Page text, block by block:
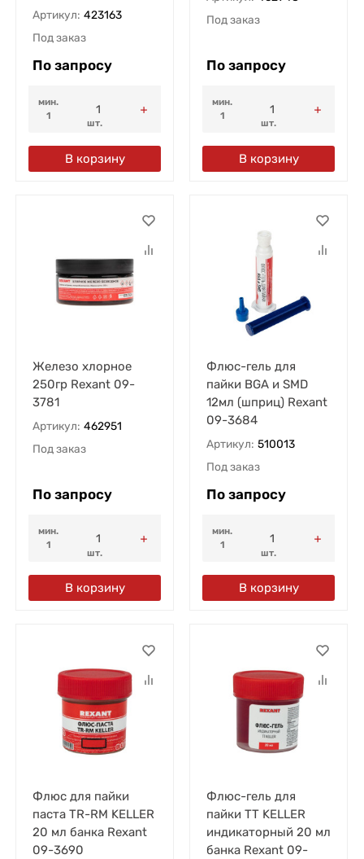
Артикул: 423163
Под заказ
По запросу
мин.
1
шт.
В корзину
Под заказ
По запросу
мин.
1
шт.
В корзину
Железо хлорное
250гр Rexant 09-
3781
Артикул: 462951
Под заказ
По запросу
мин.
1
шт.
В корзину
Флюс-гель для
пайки BGA и SMD
12мл (шприц) Rexant
09-3684
Артикул: 510013
Под заказ
По запросу
мин.
1
шт.
В корзину
Флюс для пайки
паста TR-RM KELLER
20 мл банка Rexant
09-3690
Флюс-гель для
пайки TT KELLER
индикаторный 20 мл
банка Rexant 09-